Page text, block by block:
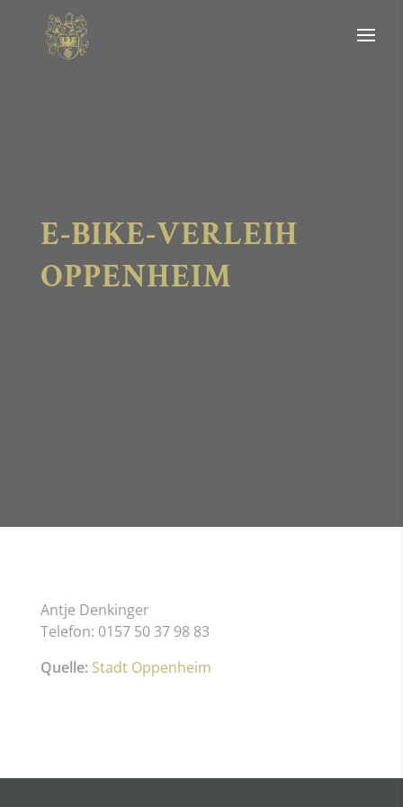
E-BIKE-VERLEIH
OPPENHEIM
Antje Denkinger
Telefon: 0157 50 37 98 83
Quelle: Stadt Oppenheim